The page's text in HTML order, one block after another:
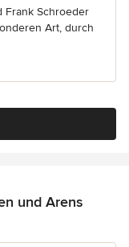
Frank Schroeder
Art, durch
und Arens